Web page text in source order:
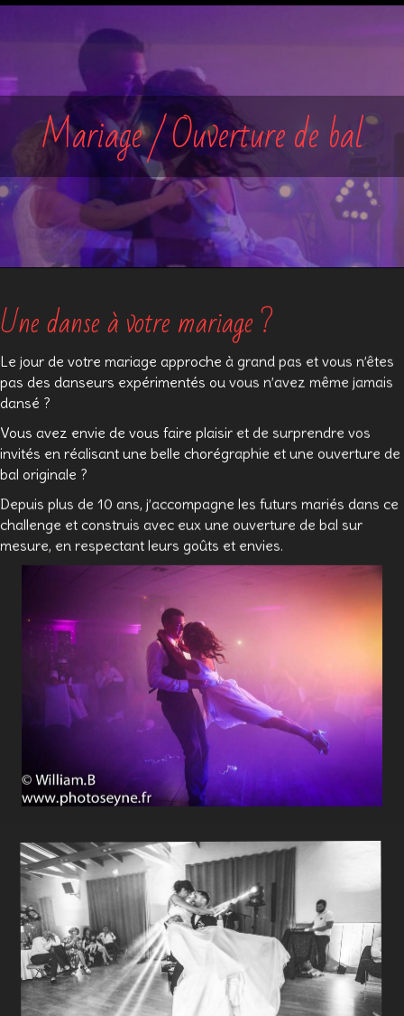
Mariage / Ouverture de bal
Une danse à votre mariage ?
Le jour de votre mariage approche à grand pas et vous n’êtes
pas des danseurs expérimentés ou vous n’avez même jamais
dansé ?
Vous avez envie de vous faire plaisir et de surprendre vos
invités en réalisant une belle chorégraphie et une ouverture de
bal originale ?
Depuis plus de 10 ans, j’accompagne les futurs mariés dans ce
challenge et construis avec eux une ouverture de bal sur
mesure, en respectant leurs goûts et envies.